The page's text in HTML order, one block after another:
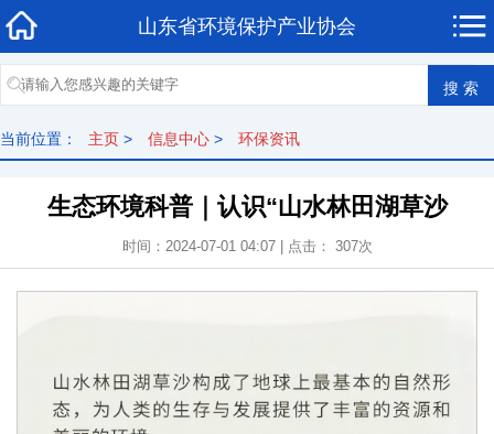
山东省环境保护产业协会
当前位置： 主页 > 信息中心 > 环保资讯
生态环境科普｜认识“山水林田湖草沙
时间：2024-07-01 04:07 | 点击： 307次